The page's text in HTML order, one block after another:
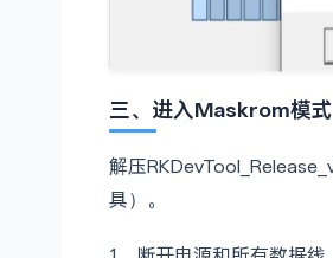
三、 进入Maskrom模式
解压
具）。